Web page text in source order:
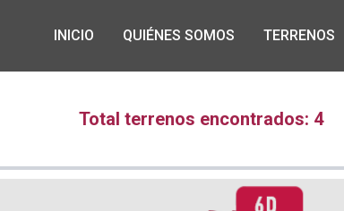
INICIO QUIÉNES SOMOS TERRENOS
Total terrenos encontrados: 4